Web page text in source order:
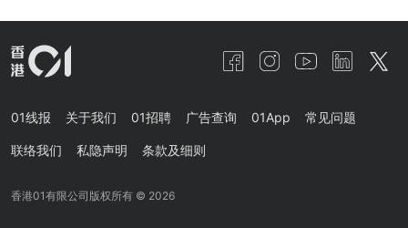
01线报 关于我们 01招聘 广告查询 01App 常见问题
联络我们 私隐声明 条款及细则
香港01有限公司版权所有 © 2026